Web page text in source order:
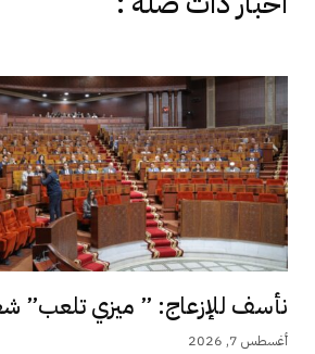
نأسف للإزعاج: ” ميزي تلعب”
أغسطس 7, 2026